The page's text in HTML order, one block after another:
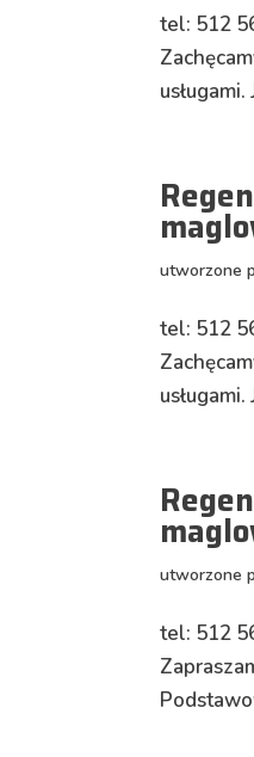
tel: 512
utworzone
tel: 512
utworzone
tel: 512